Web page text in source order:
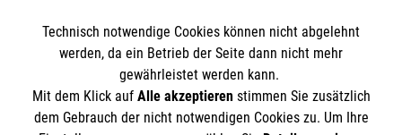
Bank: Pax-Bank
IBAN: DE83370601201201211405
BIC: GENODED1PA7
So finden Sie uns
Kelkheimer Str. 32
Der Malteser Hilfsdienst e.V. ist als eingetragene
Technisch notwendige Cookies können nicht abgelehnt
werden, da ein Betrieb der Seite dann nicht mehr
gewährleistet werden kann.
Mit dem Klick auf Alle akzeptierenstimmen Sie zusätzlich
dem Gebrauch der nicht notwendigen Cookies zu. Um Ihre